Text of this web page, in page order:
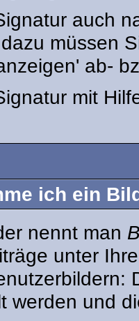
auch
müssen
ab-
mit
ich ein
nennt man
unter
werden und